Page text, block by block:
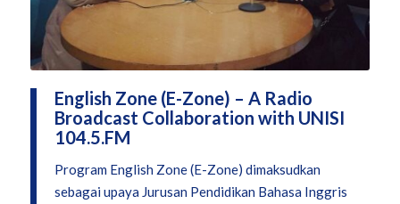
English Zone (E-Zone) – A Radio
Broadcast Collaboration with UNISI
104.5.FM
Program English Zone (E-Zone) dimaksudkan
sebagai upaya Jurusan Pendidikan Bahasa Inggris